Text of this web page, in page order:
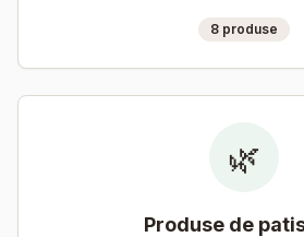
8 produse
🌿
Produse de